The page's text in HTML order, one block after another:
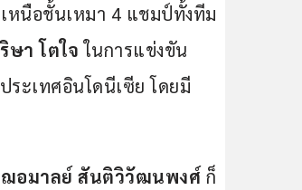
หนือชั้นเหมา 4 แชมป์ทั้งทีม
ษา โตใจ ในการแข่งขัน
ระเทศอินโดนีเซีย โดยมี
ฌอมาลย์ สันติวิวัฒนพงศ์ ก็